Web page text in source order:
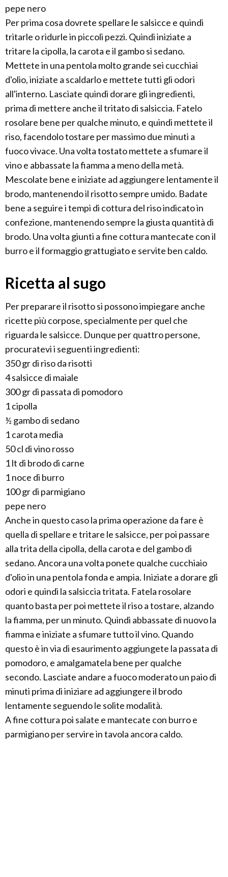
pepe nero
Per prima cosa dovrete spellare le salsicce e quindi
tritarle o ridurle in piccoli pezzi. Quindi iniziate a
tritare la cipolla, la carota e il gambo si sedano.
Mettete in una pentola molto grande sei cucchiai
d'olio, iniziate a scaldarlo e mettete tutti gli odori
all'interno. Lasciate quindi dorare gli ingredienti,
prima di mettere anche il tritato di salsiccia. Fatelo
rosolare bene per qualche minuto, e quindi mettete il
riso, facendolo tostare per massimo due minuti a
fuoco vivace. Una volta tostato mettete a sfumare il
vino e abbassate la fiamma a meno della metà.
Mescolate bene e iniziate ad aggiungere lentamente il
brodo, mantenendo il risotto sempre umido. Badate
bene a seguire i tempi di cottura del riso indicato in
confezione, mantenendo sempre la giusta quantità di
brodo. Una volta giunti a fine cottura mantecate con il
burro e il formaggio grattugiato e servite ben caldo.
Ricetta al sugo
Per preparare il risotto si possono impiegare anche
ricette più corpose, specialmente per quel che
riguarda le salsicce. Dunque per quattro persone,
procuratevi i seguenti ingredienti:
350 gr di riso da risotti
4 salsicce di maiale
300 gr di passata di pomodoro
1 cipolla
½ gambo di sedano
1 carota media
50 cl di vino rosso
1 lt di brodo di carne
1 noce di burro
100 gr di parmigiano
pepe nero
Anche in questo caso la prima operazione da fare è
quella di spellare e tritare le salsicce, per poi passare
alla trita della cipolla, della carota e del gambo di
sedano. Ancora una volta ponete qualche cucchiaio
d'olio in una pentola fonda e ampia. Iniziate a dorare gli
odori e quindi la salsiccia tritata. Fatela rosolare
quanto basta per poi mettete il riso a tostare, alzando
la fiamma, per un minuto. Quindi abbassate di nuovo la
fiamma e iniziate a sfumare tutto il vino. Quando
questo è in via di esaurimento aggiungete la passata di
pomodoro, e amalgamatela bene per qualche
secondo. Lasciate andare a fuoco moderato un paio di
minuti prima di iniziare ad aggiungere il brodo
lentamente seguendo le solite modalità.
A fine cottura poi salate e mantecate con burro e
parmigiano per servire in tavola ancora caldo.